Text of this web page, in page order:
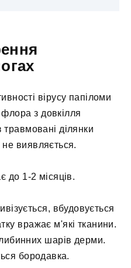
вірусу папіломи
з довкілля
травмовані ділянки
виявляється.
до 1-2 місяців.
вбудовується
вражає м'які тканини.
шарів дерми.
бородавка.